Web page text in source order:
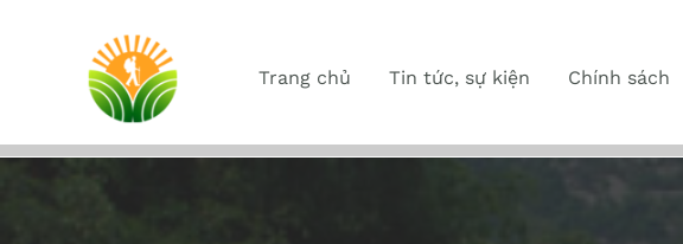
Trang chủ Tin tức, sự kiện Chính sách